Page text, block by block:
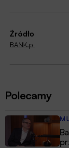
Źródło
BANK.pl
Polecamy